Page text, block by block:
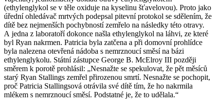
(ethylenglykol se v těle oxiduje na kyselinu šťavelovou). Proto jako
úřední ohledávač mrtvých podepsal pitevní protokol se sdělením, že
dítě bez nejmenších pochybností zemřelo na následky této otravy.
A jedna z laboratoří dokonce našla ethylenglykol na láhvi, ze které
byl Ryan nakrmen. Patricia byla zatčena a při domovní prohlídce
byla nalezena otevřená nádoba s nemrznoucí směsí na bázi
ethylenglykolu. Státní zástupce George B. McElroy III později
směrem k porotě prohlásil: „Nesnažte se spekulovat, že pět měsíců
starý Ryan Stallings zemřel přirozenou smrtí. Nesnažte se pochopit,
proč Patricia Stallingsová otrávila své dítě tím, že ho nakrmila
mlékem s nemrznoucí směsí. Podstatné je, že to udělala.“